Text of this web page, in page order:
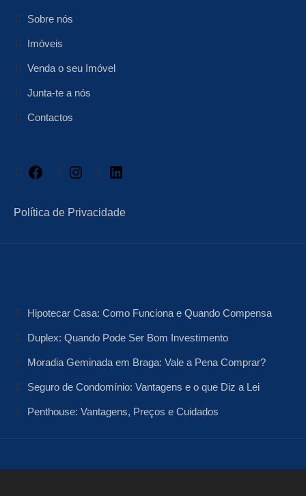
Sobre nós
Imóveis
Venda o seu Imóvel
Junta-te a nós
Contactos
Facebook Instagram
Política de Privacidade
Hipotecar Casa: Como Funciona e Quando Compensa
Duplex: Quando Pode Ser Bom Investimento
Moradia Geminada em Braga: Vale a Pena Comprar?
Seguro de Condomínio: Vantagens e o que Diz a Lei
Penthouse: Vantagens, Preços e Cuidados